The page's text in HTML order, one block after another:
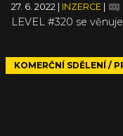
27. 6. 2022 INZERCE
LEVEL #320 se
KOMERČNÍ SDĚLENÍ /